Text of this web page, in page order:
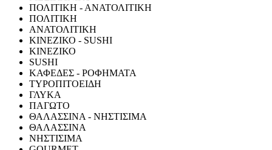
ΠΟΛΙΤΙΚΗ - ΑΝΑΤΟΛΙΤΙΚΗ
ΠΟΛΙΤΙΚΗ
ΑΝΑΤΟΛΙΤΙΚΗ
ΚΙΝΕΖΙΚΟ - SUSHI
ΚΙΝΕΖΙΚΟ
SUSHI
ΚΑΦΕΔΕΣ - ΡΟΦΗΜΑΤΑ
ΤΥΡΟΠΙΤΟΕΙΔΗ
ΓΛΥΚΑ
ΠΑΓΩΤΟ
ΘΑΛΑΣΣΙΝΑ - ΝΗΣΤΙΣΙΜΑ
ΘΑΛΑΣΣΙΝΑ
ΝΗΣΤΙΣΙΜΑ